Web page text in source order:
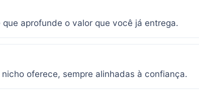
aprofunde o valor que você já entrega.
oferece, sempre alinhadas à confiança.